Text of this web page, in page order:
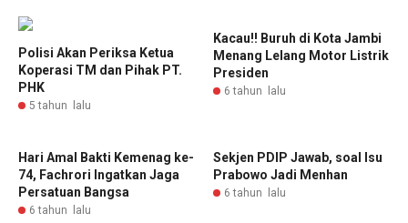
Polisi Akan Periksa Ketua
Koperasi TM dan Pihak PT.
PHK
5 tahun lalu
Kacau!! Buruh di Kota Jambi
Menang Lelang Motor Listrik
Presiden
6 tahun lalu
Hari Amal Bakti Kemenag ke-
74, Fachrori Ingatkan Jaga
Persatuan Bangsa
6 tahun lalu
Sekjen PDIP Jawab, soal Isu
Prabowo Jadi Menhan
6 tahun lalu